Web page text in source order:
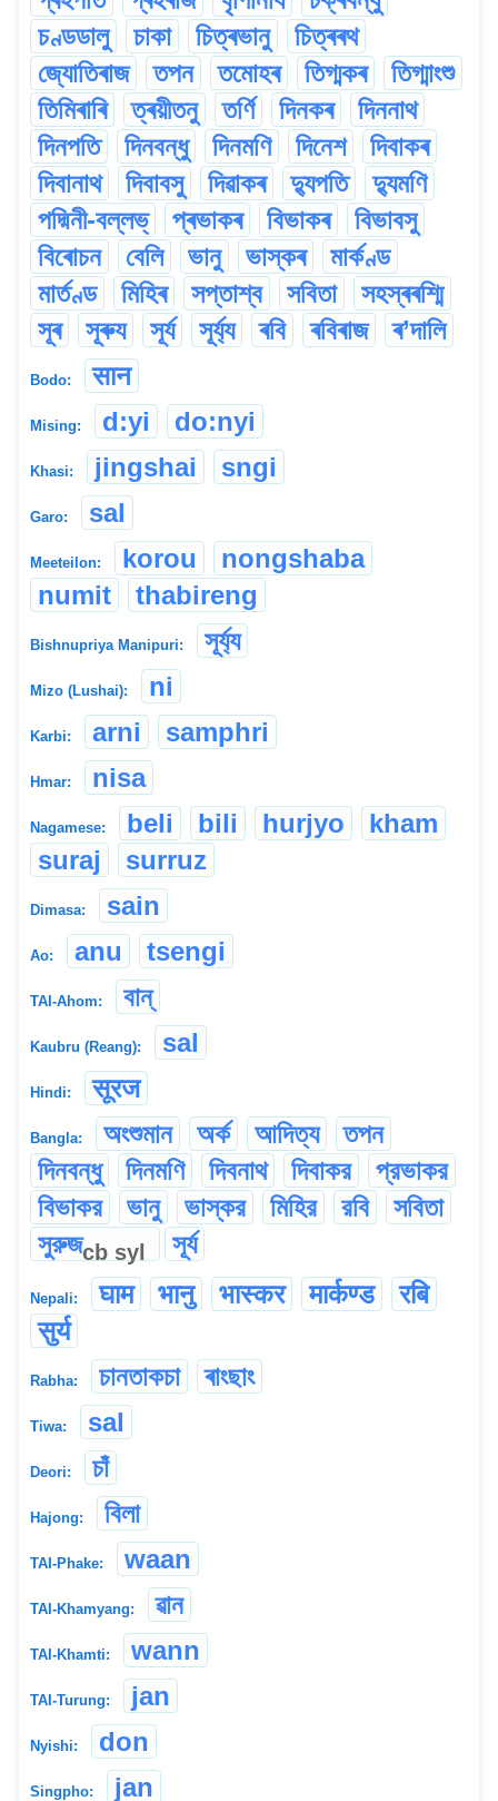
চণ্ডডালু
চাকা চিত্ৰভানু
চিত্ৰৰথ
জ্যোতিৰাজ
তপন তমোহৰ তিগ্মকৰ
তিগ্মাংশু
তিমিৰাৰি
ত্ৰয়ীতনু তৰ্ণি দিনকৰ
দিননাথ
দিনপতি
দিনবন্ধু দিনমণি দিনেশ
দিবাকৰ
দিবানাথ
দিবাবসু দিৱাকৰ দ্যুপতি
দ্যুমণি
পদ্মিনী-বল্লভ্
প্ৰভাকৰ বিভাকৰ
বিভাবসু
বিৰোচন
বেলি ভানু ভাস্কৰ
মাৰ্কণ্ড
মাৰ্তণ্ড
মিহিৰ সপ্তাশ্ব সবিতা
সহস্ৰৰশ্মি
সূৰ
সূৰুয সূৰ্য সূৰ্য্য ৰবি ৰবিৰাজ ৰ’দালি
Bodo: सान
Mising: d:yi do:nyi
Khasi: jingshai sngi
Garo: sal
Meeteilon: korou
nongshaba
numit
thabireng
Bishnupriya Manipuri: সূৰ্য্য
Mizo (Lushai): ni
Karbi: arni samphri
Hmar: nisa
Nagamese: beli bili hurjyo
kham
suraj
surruz
Dimasa: sain
Ao: anu tsengi
TAI-Ahom: বান্
Kaubru (Reang): sal
Hindi: सूरज
Bangla: অংশুমান অর্ক আদিত্য
তপন
দিনবন্ধু
দিনমণি দিবনাথ দিবাকর
প্রভাকর
বিভাকর
ভানু ভাস্কর মিহির রবি
সবিতা
সুরুজcb syl সূর্য
Nepali: घाम भानु भ‌ास्कर मार्कण्ड
रबि
सुर्य
Rabha: চানতাকচা ৰাংছাং
Tiwa: sal
Deori: চাঁ
Hajong: বিলা
TAI-Phake: waan
TAI-Khamyang: ৱান
TAI-Khamti: wann
TAI-Turung: jan
Nyishi: don
Singpho: jan